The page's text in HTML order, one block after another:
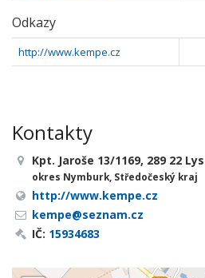
Odkazy
http://www.kempe.cz
Kontakty
Kpt. Jaroše 13/1169, 289 22
okres Nymburk, Středočeský kraj
http://www.kempe.cz
kempe@seznam.cz
IČ: 15934683